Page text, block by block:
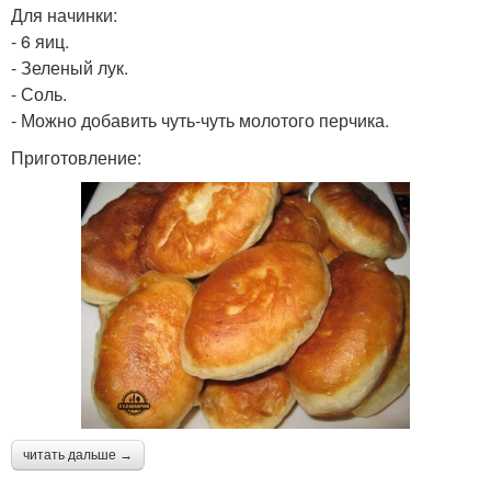
Для начинки:
- 6 яиц.
- Зеленый лук.
- Соль.
- Можно добавить чуть-чуть молотого перчика.
Приготовление:
читать дальше →